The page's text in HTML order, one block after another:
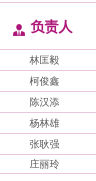
负责人
林匡毅
柯俊鑫
陈汉添
杨林雄
张耿强
庄丽玲